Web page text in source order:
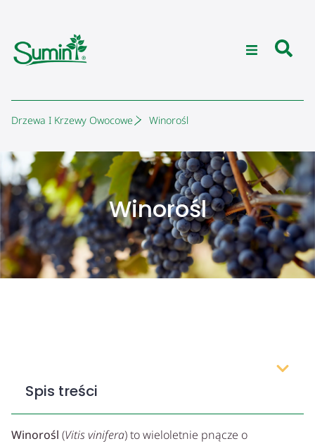
Drzewa I Krzewy Owocowe Winorośl
Winorośl
Spis treści
Winorośl (Vitis vinifera) to wieloletnie pnącze o